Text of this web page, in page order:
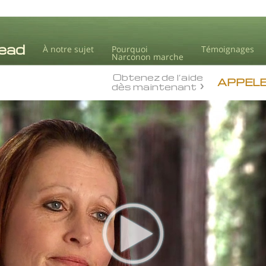
À notre sujet Pourquoi
Narconon marche
Témoignages
Obtenez de l’aide
dès maintenant